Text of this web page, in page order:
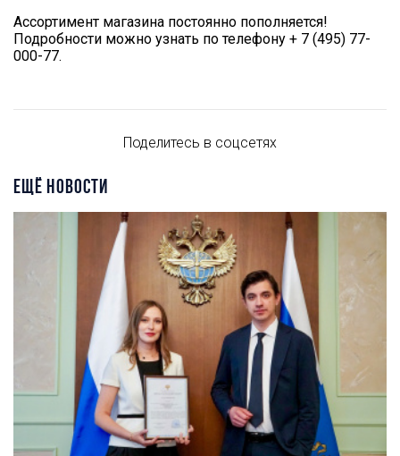
Ассортимент магазина постоянно пополняется!
Подробности можно узнать по телефону + 7 (495) 77-
000-77.
Поделитесь в соцсетях
ЕЩЁ НОВОСТИ